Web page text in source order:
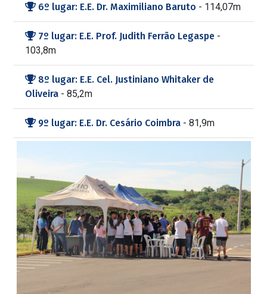
6º lugar: E.E. Dr. Maximiliano Baruto - 114,07m
7º lugar: E.E. Prof. Judith Ferrão Legaspe -
103,8m
8º lugar: E.E. Cel. Justiniano Whitaker de
Oliveira - 85,2m
9º lugar: E.E. Dr. Cesário Coimbra - 81,9m